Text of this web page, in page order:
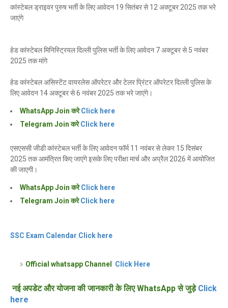
कांस्टेबल ड्राइवर पुरुष भर्ती के लिए आवेदन 19 सितंबर से 12 अक्टूबर 2025 तक भरे
जाएंगे
हेड कांस्टेबल मिनिस्ट्रियल दिल्ली पुलिस भर्ती के लिए आवेदन 7 अक्टूबर से 5 नवंबर
2025 तक मांगे
हेड कांस्टेबल असिस्टेंट वायरलेस ऑपरेटर और टेलर प्रिंटर ऑपरेटर दिल्ली पुलिस के
लिए आवेदन 14 अक्टूबर से 6 नवंबर 2025 तक भरे जाएंगे।
WhatsApp Join करेClick here
Telegram Join करेClick here
एसएससी जीडी कांस्टेबल भर्ती के लिए आवेदन फॉर्म 11 नवंबर से लेकर 15 दिसंबर
2025 तक आमंत्रित किए जाएंगे इसके लिए परीक्षा मार्च और अप्रैल 2026 में आयोजित
की जाएगी।
WhatsApp Join करेClick here
Telegram Join करेClick here
SSC Exam Calendar Click here
Official whatsapp Channel Click Here
नई अपडेट और योजना की जानकारी के लिए WhatsApp से जुड़ेClick
here